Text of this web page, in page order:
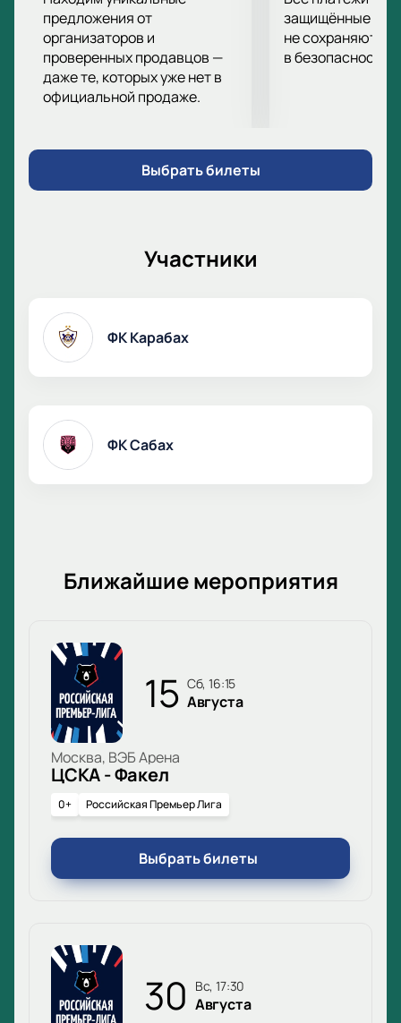
форма, подготовка и мастерство!
предложения от
организаторов и
проверенных продавцов —
даже те, которых уже нет в
официальной продаже.
защищённые
не сохраняются
в безопасности.
Выбрать билеты
Участники
ФК Карабах
ФК Сабах
Ближайшие мероприятия
15 сб, 16:15
Августа
Москва, ВЭБ Арена
ЦСКА - Факел
0+ Российская Премьер Лига
Выбрать билеты
30 вс, 17:30
Августа